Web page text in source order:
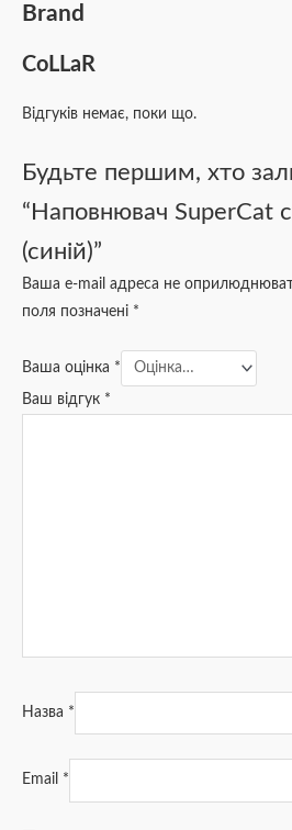
Brand
CoLLaR
Відгуків немає, поки що.
Будьте першим, хто
“Наповнювач SuperCat
(синій)”
Ваша e-mail адреса не
поля позначені *
Ваша оцінка *
Ваш відгук *
Назва *
Email *